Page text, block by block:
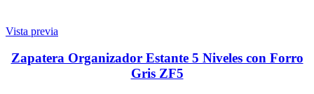
Vista previa
Zapatera Organizador Estante 5 Niveles con Forro
Gris ZF5